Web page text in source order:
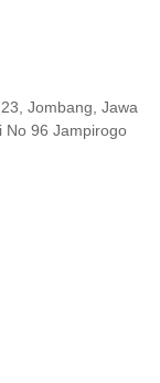
Jombang, Jawa
No 96 Jampirogo